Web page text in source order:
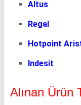
Altus
Regal
Hotpoint
Indesit
Alınan Ürün